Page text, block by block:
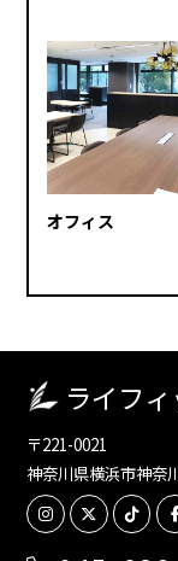
オフィス
ライフ
〒221-0021
神奈川県横浜市神奈